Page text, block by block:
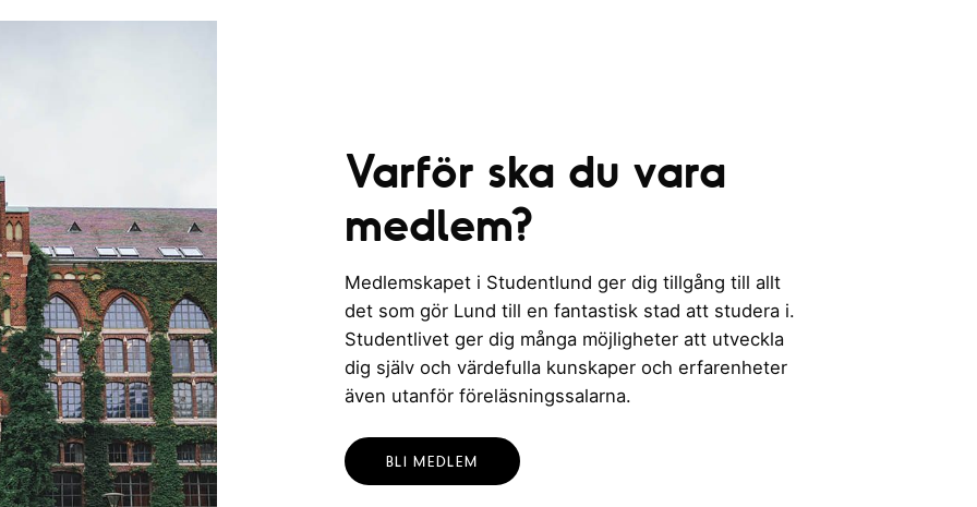
Varför ska du vara
medlem?
Medlemskapet i Studentlund ger dig tillgång till allt
det som gör Lund till en fantastisk stad att studera i.
Studentlivet ger dig många möjligheter att utveckla
dig själv och värdefulla kunskaper och erfarenheter
även utanför föreläsningssalarna.
BLI MEDLEM